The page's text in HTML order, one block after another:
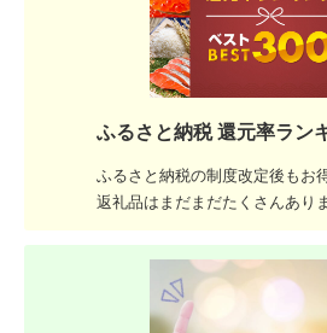
ふるさと納税 還元率ラン
ふるさと納税の制度改定後もお
返礼品はまだまだたくさんあり